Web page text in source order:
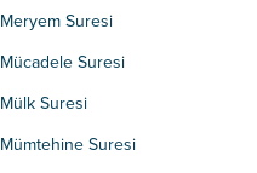
Meryem Suresi
Mücadele Suresi
Mülk Suresi
Mümtehine Suresi